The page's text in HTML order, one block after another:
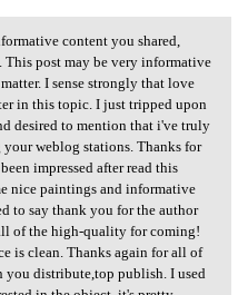
content you shared,
This post may be very informative
I sense strongly that love
in this topic. I just tripped upon
desired to mention that i've truly
weblog stations. Thanks for
impressed after read this
nice paintings and informative
to say thank you for the author
of the high-quality for coming!
is clean. Thanks again for all of
you distribute,top publish. I used